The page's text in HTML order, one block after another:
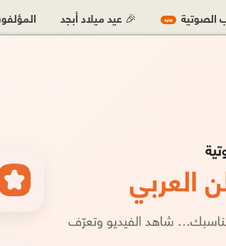
الصوتية جديد 🎉 عيد ميلاد أبجد